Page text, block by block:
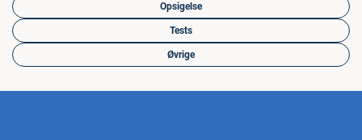
Opsigelse
Tests
Øvrige